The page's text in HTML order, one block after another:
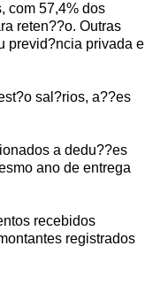
com 57,4% dos
reten??o. Outras
previd?ncia privada e
sal?rios, a??es
a dedu??es
ano de entrega
recebidos
registrados